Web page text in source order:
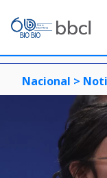
Nacional >